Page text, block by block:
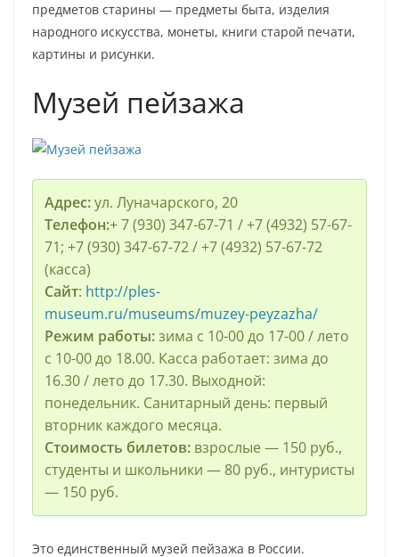
предметов старины — предметы быта, изделия
народного искусства, монеты, книги старой печати,
картины и рисунки.
Музей пейзажа
Адрес:ул. Луначарского, 20
Телефон:+ 7 (930) 347-67-71 / +7 (4932) 57-67-
71; +7 (930) 347-67-72 / +7 (4932) 57-67-72
(касса)
Сайт: http://ples-
museum.ru/museums/muzey-peyzazha/
Режим работы:зима с 10-00 до 17-00 / лето
с 10-00 до 18.00. Касса работает: зима до
16.30 / лето до 17.30. Выходной:
понедельник. Санитарный день: первый
вторник каждого месяца.
Стоимость билетов: взрослые — 150 руб.,
студенты и школьники — 80 руб., интуристы
— 150 руб.
Это единственный музей пейзажа в России.